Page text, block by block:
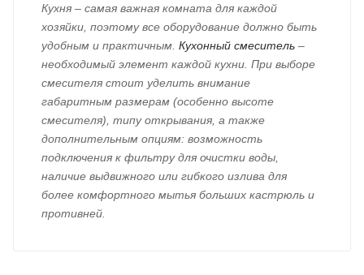
Кухня – самая важная комната для каждой
хозяйки, поэтому все оборудование должно быть
удобным и практичным.Кухонный смеситель –
необходимый элемент каждой кухни. При выборе
смесителя стоит уделить внимание
габаритным размерам (особенно высоте
смесителя), типу открывания, а также
дополнительным опциям: возможность
подключения к фильтру для очистки воды,
наличие выдвижного или гибкого излива для
более комфортного мытья больших кастрюль и
противней.